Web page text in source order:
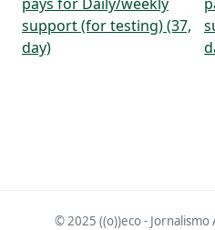
support (for testing) (37,
day)
© 2025 ((o))eco -